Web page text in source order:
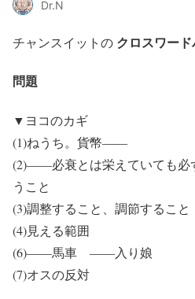
Dr.N
チャンスイットの クロスワー
問題
▼ヨコのカギ
(1)ねうち。貨幣――
(2)――必衰とは栄えていても必
うこと
(3)調整すること、調節すること
(4)見える範囲
(6)――馬車 ――入り娘
(7)オスの反対